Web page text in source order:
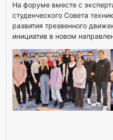
На форуме вместе с
студенческого Совета
развития трезвенного
инициатив в новом